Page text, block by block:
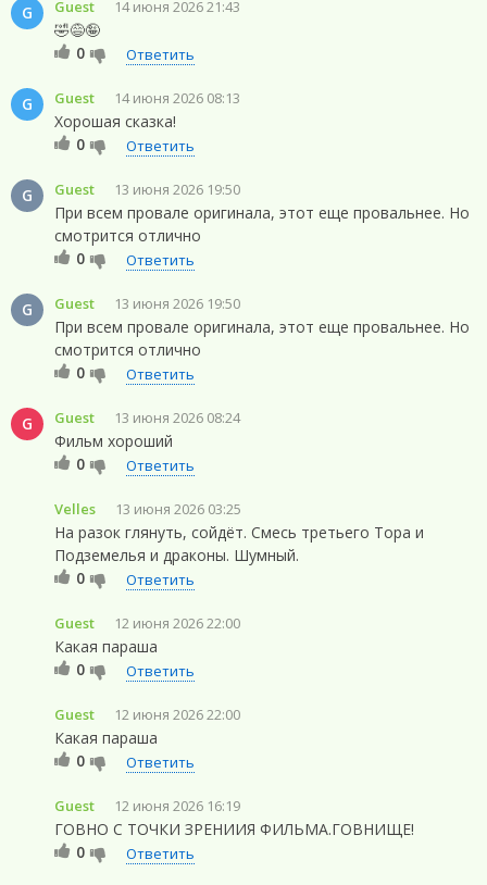
G Guest 14 июня 2026 21:43
🤣😅🤪
0
Ответить
G Guest 14 июня 2026 08:13
Хорошая сказка!
0
Ответить
G Guest 13 июня 2026 19:50
При всем провале оригинала, этот еще провальнее. Но
смотрится отлично
0
Ответить
G Guest 13 июня 2026 19:50
При всем провале оригинала, этот еще провальнее. Но
смотрится отлично
0
Ответить
G Guest 13 июня 2026 08:24
Фильм хороший
0
Ответить
Velles 13 июня 2026 03:25
На разок глянуть, сойдёт. Смесь третьего Тора и
Подземелья и драконы. Шумный.
0
Ответить
Guest 12 июня 2026 22:00
Какая параша
0
Ответить
Guest 12 июня 2026 22:00
Какая параша
0
Ответить
Guest 12 июня 2026 16:19
ГОВНО С ТОЧКИ ЗРЕНИИЯ ФИЛЬМА.ГОВНИЩЕ!
0
Ответить